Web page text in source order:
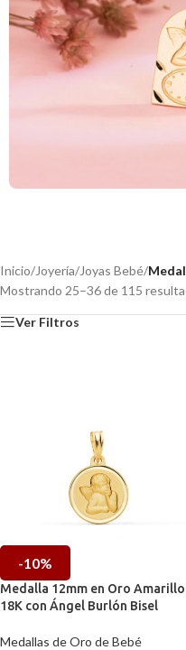
Inicio/Joyería/Joyas Bebé/
Mostrando 25–36 de 115
Ver Filtros
-10%
Medalla 12mm en Oro Amarillo
18K con Ángel Burlón Bisel
Medallas de Oro de Bebé